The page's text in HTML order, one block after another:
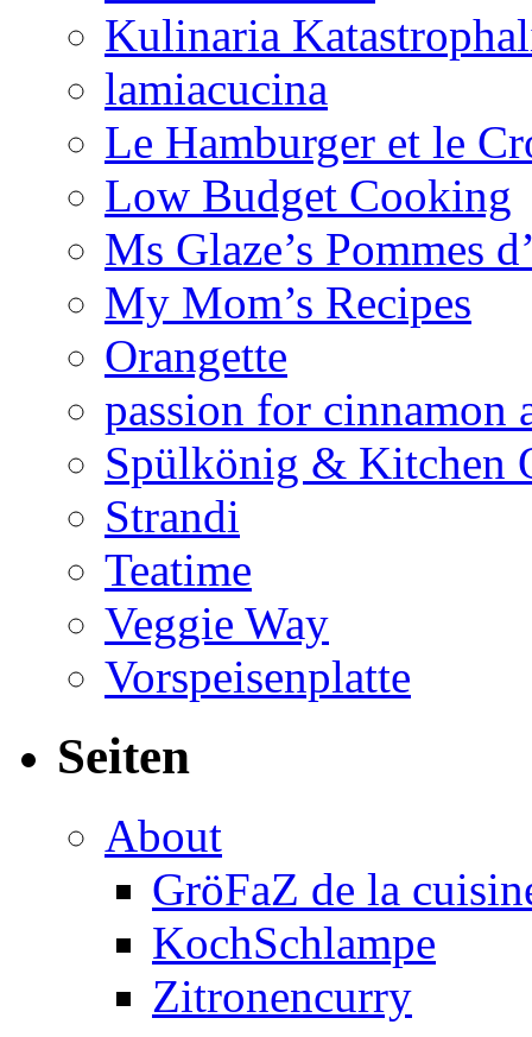
Kulinaria
lamiacucina
Le Hamburger et le
Low Budget Cooking
Ms Glaze’s Pommes
My Mom’s Recipes
Orangette
passion for cinnamon
Spülkönig & Kitchen
Strandi
Teatime
Veggie Way
Vorspeisenplatte
Seiten
About
GröFaZ de la
KochSchlampe
Zitronencurry